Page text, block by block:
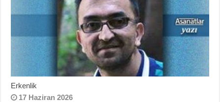
Erkenlik
17 Haziran 2026